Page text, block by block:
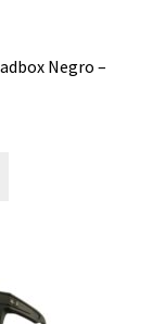
Negro –